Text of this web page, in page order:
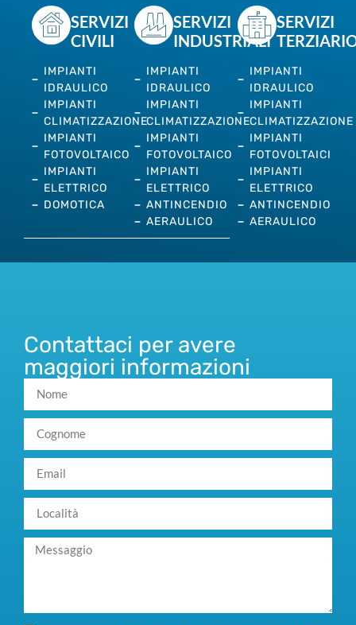
SERVIZI
CIVILI
IMPIANTI
IDRAULICO
IMPIANTI
CLIMATIZZAZIONE
IMPIANTI
FOTOVOLTAICO
IMPIANTI
ELETTRICO
DOMOTICA
SERVIZI
INDUSTRIALI
IMPIANTI
IDRAULICO
IMPIANTI
CLIMATIZZAZIONE
IMPIANTI
FOTOVOLTAICO
IMPIANTI
ELETTRICO
ANTINCENDIO
AERAULICO
SERVIZI
IMPIANTI
IDRAULICO
IMPIANTI
CLIMATIZZAZIONE
IMPIANTI
FOTOVOLTAICI
IMPIANTI
ELETTRICO
ANTINCENDIO
AERAULICO
Contattaci per avere
maggiori informazioni